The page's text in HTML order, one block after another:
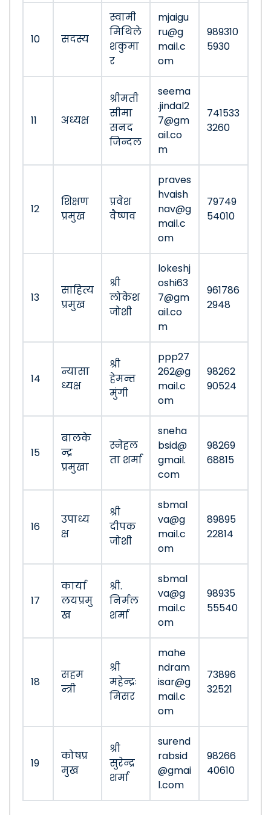
10 सदस्य
स्वामी
मिथिले
शकुमा
र
mjaigu
ru@g
mail.c
om
989310
5930
11 अध्यक्ष
श्रीमती
सीमा
सनद
जिन्दल
seema
.jindal2
7@gm
ail.co
m
741533
3260
12
शिक्षण
प्रमुख
प्रवेश
वैष्णव
praves
hvaish
nav@g
mail.c
om
79749
54010
13
साहित्य
प्रमुख
श्री
लोकेश
जोशी
lokeshj
oshi63
7@gm
ail.co
m
961786
2948
14
न्यासा
ध्यक्ष
श्री
हेमन्त
मुंगी
ppp27
262@g
mail.c
om
98262
90524
15
बालके
न्द्र
प्रमुखा
स्नेहल
ता शर्मा
sneha
bsid@
gmail.
com
98269
68815
16
उपाध्य
क्ष
श्री
दीपक
जोशी
sbmal
va@g
mail.c
om
89895
22814
17
कार्या
लयप्रमु
ख
श्री.
निर्मल
शर्मा
sbmal
va@g
mail.c
om
98935
55540
18
सहम
न्त्री
श्री
महेन्द्रः
मिसर
mahe
ndram
isar@g
mail.c
om
73896
32521
19
कोषप्र
मुख
श्री
सुरेन्द्र
शर्मा
surend
rabsid
@gmai
l.com
98266
40610